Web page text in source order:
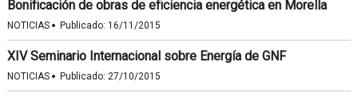
Bonificación de obras de eficiencia energética en Morella
NOTICIAS · Publicado: 16/11/2015
XIV Seminario Internacional sobre Energía de GNF
NOTICIAS · Publicado: 27/10/2015